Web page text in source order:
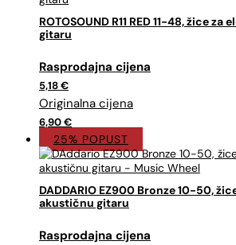
ROTOSOUND R11 RED 11-48, žice za
gitaru
6,90€
Izvorna
cijena
bila
je:
6,90 €.
5,18€
Trenutna
cijena
je:
5,18 €.
25% POPUST
DADDARIO EZ900 Bronze 10-50,
akustičnu gitaru
Izvorna
Trenutna